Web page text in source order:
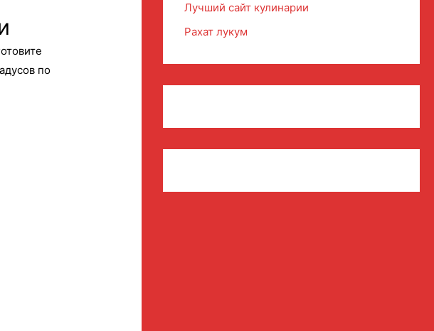
по
Лучший сайт кулинарии
Рахат лукум